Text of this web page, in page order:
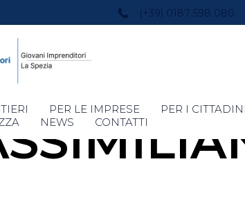
(+39) 0187 598 080
Skip
to
PER LE IMPRESE
PER I CITTADINI
NEWS CONTATTI